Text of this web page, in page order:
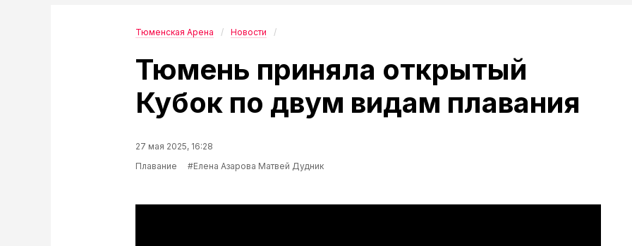
Тюменская Арена Новости
Тюмень приняла открытый
Кубок по двум видам плавания
27 мая 2025, 16:28
Плавание
#Елена Азарова Матвей Дудник